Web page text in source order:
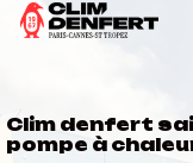
Clim denfert
pompe à